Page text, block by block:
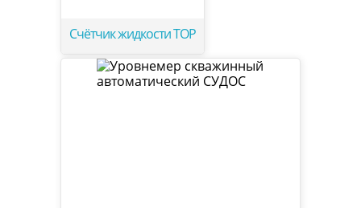
Счётчик жидкости ТОР